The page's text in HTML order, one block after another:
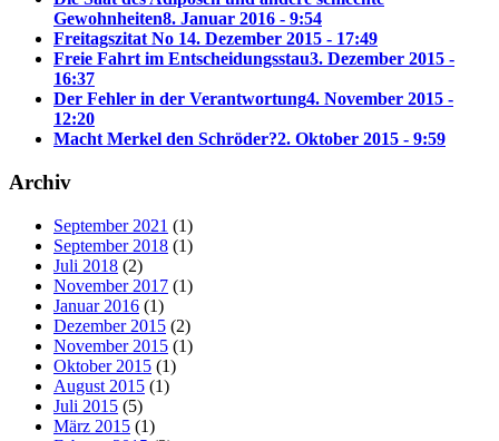
Gewohnheiten8. Januar 2016 - 9:54
Freitagszitat No 14. Dezember 2015 - 17:49
Freie Fahrt im Entscheidungsstau3. Dezember 2015 -
16:37
Der Fehler in der Verantwortung4. November 2015 -
12:20
Macht Merkel den Schröder?2. Oktober 2015 - 9:59
Archiv
September 2021 (1)
September 2018 (1)
Juli 2018 (2)
November 2017 (1)
Januar 2016 (1)
Dezember 2015 (2)
November 2015 (1)
Oktober 2015 (1)
August 2015 (1)
Juli 2015 (5)
März 2015 (1)